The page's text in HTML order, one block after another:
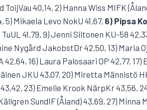
ToijVau 40,14, 2) Hanna Wiss MIFK
5) Mikaela Levo NokU 41,67, 6) Pipsa
41,79, 9) Jenni Siitonen KU-58
Nygård JakobstDr 42,50, 13) Maria
42,64, 16) Laura Palosaari OP 42,77,
JKU 43,07, 20) Miretta Männistö
23) Emelie Krook NärpKr 43,56,
SundIF (Åland) 43,69, 27)